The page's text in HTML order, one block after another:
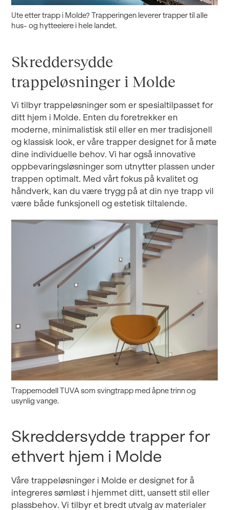
Ute etter trapp i Molde? Trapperingen leverer trapper til alle
hus- og hytteeiere i hele landet.
Skreddersydde
trappeløsninger i Molde
Vi tilbyr trappeløsninger som er spesialtilpasset for
ditt hjem i Molde. Enten du foretrekker en
moderne, minimalistisk stil eller en mer tradisjonell
og klassisk look, er våre trapper designet for å møte
dine individuelle behov. Vi har også innovative
oppbevaringsløsninger som utnytter plassen under
trappen optimalt. Med vårt fokus på kvalitet og
håndverk, kan du være trygg på at din nye trapp vil
være både funksjonell og estetisk tiltalende.
Trappemodell TUVA som svingtrapp med åpne trinn og
usynlig vange.
Skreddersydde trapper for
ethvert hjem i Molde
Våre trappeløsninger i Molde er designet for å
integreres sømløst i hjemmet ditt, uansett stil eller
plassbehov. Vi tilbyr et bredt utvalg av materialer